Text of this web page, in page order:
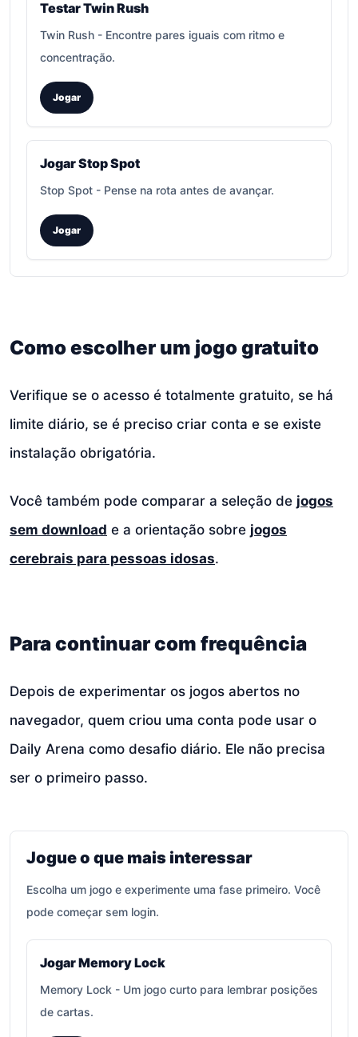
Testar Twin Rush
Twin Rush - Encontre pares iguais com ritmo e
concentração.
Jogar
Jogar Stop Spot
Stop Spot - Pense na rota antes de avançar.
Jogar
Como escolher um jogo gratuito
Verifique se o acesso é totalmente gratuito, se há
limite diário, se é preciso criar conta e se existe
instalação obrigatória.
Você também pode comparar a seleção de jogos
sem download e a orientação sobre jogos
cerebrais para pessoas idosas.
Para continuar com frequência
Depois de experimentar os jogos abertos no
navegador, quem criou uma conta pode usar o
Daily Arena como desafio diário. Ele não precisa
ser o primeiro passo.
Jogue o que mais interessar
Escolha um jogo e experimente uma fase primeiro. Você
pode começar sem login.
Jogar Memory Lock
Memory Lock - Um jogo curto para lembrar posições
de cartas.